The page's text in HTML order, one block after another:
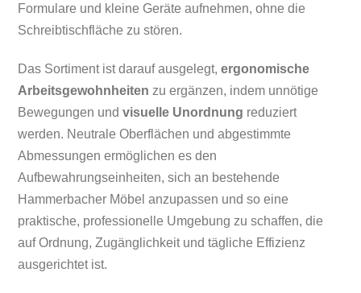
Formulare und kleine Geräte aufnehmen, ohne die
Schreibtischfläche zu stören.
Das Sortiment ist darauf ausgelegt,ergonomische
Arbeitsgewohnheiten zu ergänzen, indem unnötige
Bewegungen undvisuelle Unordnung reduziert
werden. Neutrale Oberflächen und abgestimmte
Abmessungen ermöglichen es den
Aufbewahrungseinheiten, sich an bestehende
Hammerbacher Möbel anzupassen und so eine
praktische, professionelle Umgebung zu schaffen, die
auf Ordnung, Zugänglichkeit und tägliche Effizienz
ausgerichtet ist.